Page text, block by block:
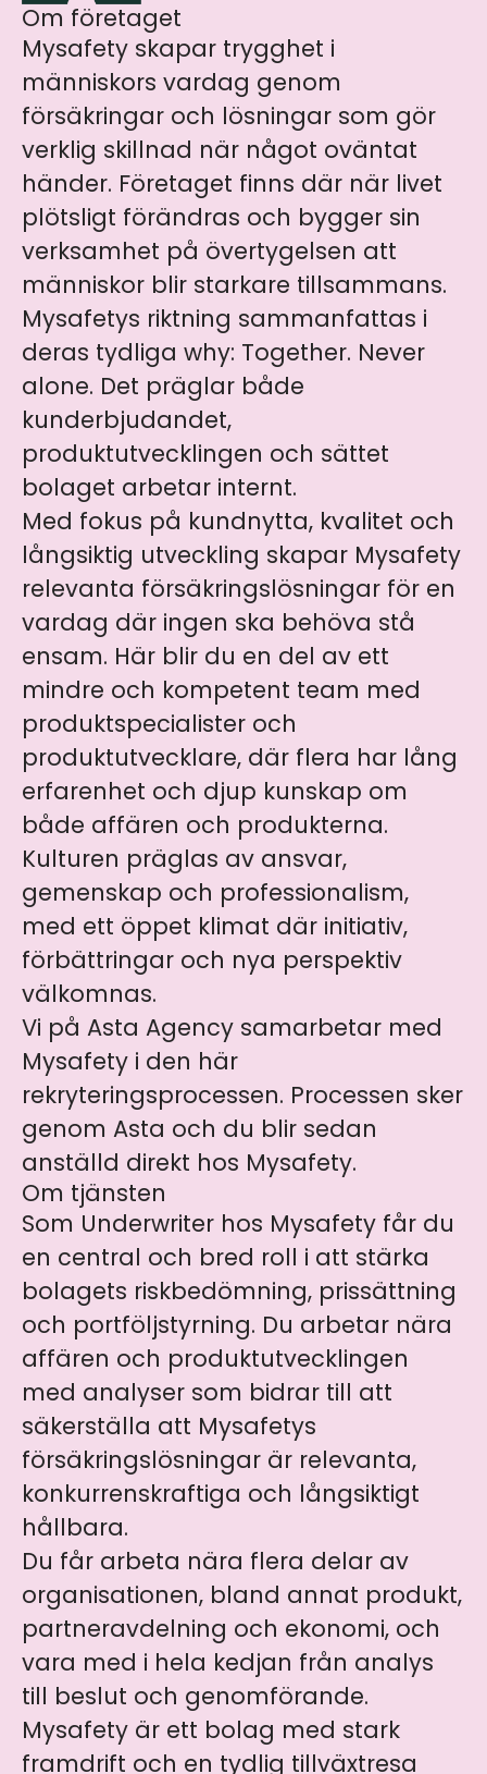
Om företaget
Mysafety skapar trygghet i
människors vardag genom
försäkringar och lösningar som gör
verklig skillnad när något oväntat
händer. Företaget finns där när livet
plötsligt förändras och bygger sin
verksamhet på övertygelsen att
människor blir starkare tillsammans.
Mysafetys riktning sammanfattas i
deras tydliga why: Together. Never
alone. Det präglar både
kunderbjudandet,
produktutvecklingen och sättet
bolaget arbetar internt.
Med fokus på kundnytta, kvalitet och
långsiktig utveckling skapar Mysafety
relevanta försäkringslösningar för en
vardag där ingen ska behöva stå
ensam. Här blir du en del av ett
mindre och kompetent team med
produktspecialister och
produktutvecklare, där flera har lång
erfarenhet och djup kunskap om
både affären och produkterna.
Kulturen präglas av ansvar,
gemenskap och professionalism,
med ett öppet klimat där initiativ,
förbättringar och nya perspektiv
välkomnas.
Vi på Asta Agency samarbetar med
Mysafety i den här
rekryteringsprocessen. Processen sker
genom Asta och du blir sedan
anställd direkt hos Mysafety.
Om tjänsten
Som Underwriter hos Mysafety får du
en central och bred roll i att stärka
bolagets riskbedömning, prissättning
och portföljstyrning. Du arbetar nära
affären och produktutvecklingen
med analyser som bidrar till att
säkerställa att Mysafetys
försäkringslösningar är relevanta,
konkurrenskraftiga och långsiktigt
hållbara.
Du får arbeta nära flera delar av
organisationen, bland annat produkt,
partneravdelning och ekonomi, och
vara med i hela kedjan från analys
till beslut och genomförande.
Mysafety är ett bolag med stark
framdrift och en tydlig tillväxtresa